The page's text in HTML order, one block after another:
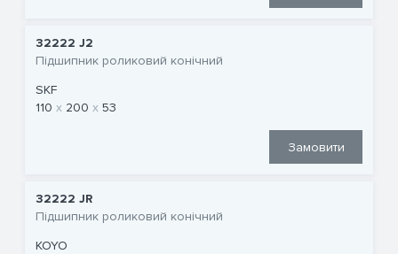
32222 J2
Підшипник роликовий конічний
SKF
110
200 53
Замовити
32222 JR
Підшипник роликовий конічний
KOYO